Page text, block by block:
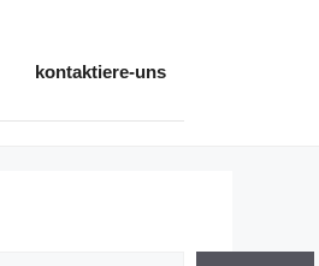
kontaktiere-uns